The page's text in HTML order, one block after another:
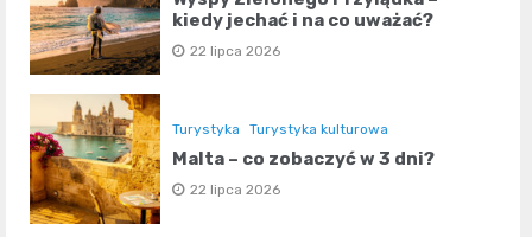
kiedy jechać i na co uważać?
22 lipca 2026
Turystyka Turystyka kulturowa
Malta – co zobaczyć w 3 dni?
22 lipca 2026